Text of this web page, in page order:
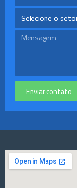
Enviar contato